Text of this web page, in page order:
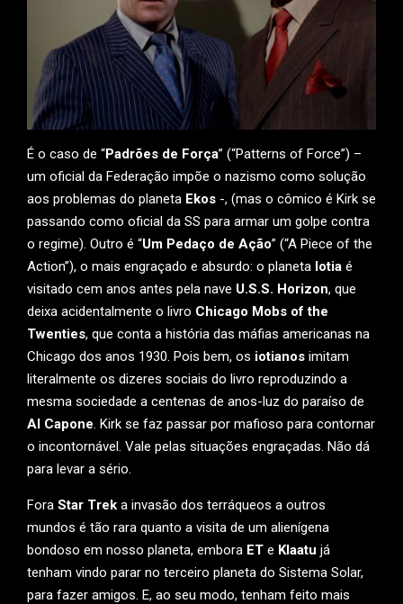
É o caso de “Padrões de Força” (“Patterns of Force”) –
um oficial da Federação impõe o nazismo como solução
aos problemas do planeta Ekos -, (mas o cômico é Kirk se
passando como oficial da SS para armar um golpe contra
o regime). Outro é “Um Pedaço de Ação” (“A Piece of the
Action”), o mais engraçado e absurdo: o planeta Iotia é
visitado cem anos antes pela nave U.S.S. Horizon, que
deixa acidentalmente o livro Chicago Mobs of the
Twenties, que conta a história das máfias americanas na
Chicago dos anos 1930. Pois bem, os iotianos imitam
literalmente os dizeres sociais do livro reproduzindo a
mesma sociedade a centenas de anos-luz do paraíso de
Al Capone . Kirk se faz passar por mafioso para contornar
o incontornável. Vale pelas situações engraçadas. Não dá
para levar a sério.
Fora Star Trek a invasão dos terráqueos a outros
mundos é tão rara quanto a visita de um alienígena
bondoso em nosso planeta, embora ET e Klaatu já
tenham vindo parar no terceiro planeta do Sistema Solar,
para fazer amigos. E, ao seu modo, tenham feito mais